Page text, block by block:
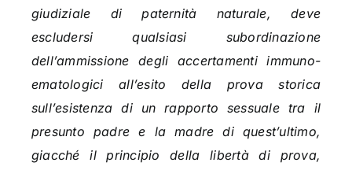
giudiziale di paternità naturale, deve
escludersi qualsiasi subordinazione
dell’ammissione degli accertamenti immuno-
ematologici all’esito della prova storica
sull’esistenza di un rapporto sessuale tra il
presunto padre e la madre di quest’ultimo,
giacché il principio della libertà di prova,